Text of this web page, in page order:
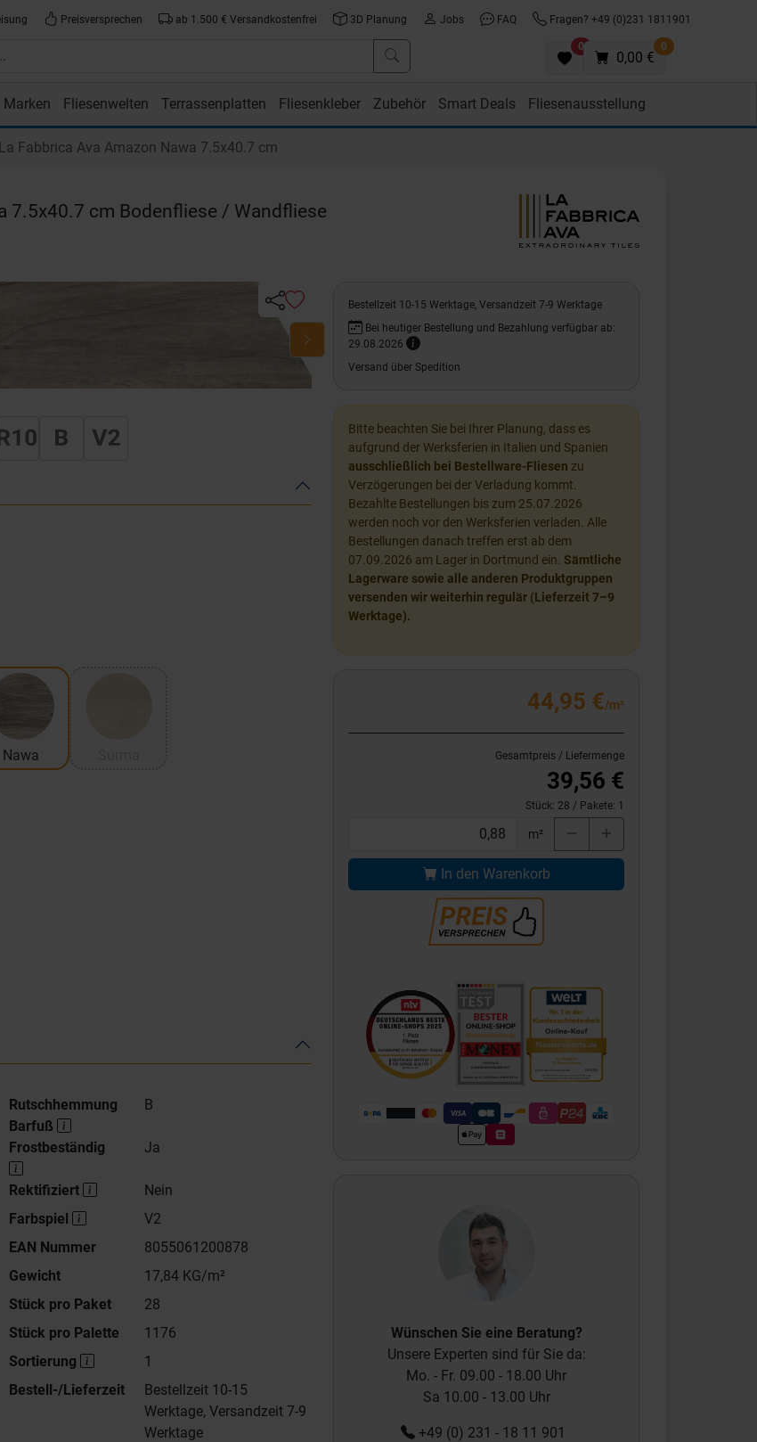
Preisversprechen ab 1.500 € Versandkostenfrei 3D Planung Jobs FAQ Fragen? +49 (0)231 1811901
0 0
0,00 €
Marken Fliesenwelten Terrassenplatten Fliesenkleber Zubehör Smart Deals Fliesenausstellung
La Fabbrica Ava Amazon Nawa 7.5x40.7 cm
7.5x40.7 cm Bodenfliese / Wandfliese
Nawa
Rutschhemmung
Barfuß
B
Frostbeständig Ja
Rektifiziert
Nein
Farbspiel
V2
EAN Nummer
8055061200878
Gewicht
17,84 KG/m²
Stück pro Paket
28
Stück pro Palette
1176
Sortierung
1
Bestell-/Lieferzeit
Bestellzeit 10-15
Werktage, Versandzeit 7-9
Werktage
Bestellzeit 10-15 Werktage, Versandzeit 7-9 Werktage
Bei heutiger Bestellung und Bezahlung verfügbar ab:
29.08.2026
Versand über Spedition
Bitte beachten Sie bei Ihrer Planung, dass es
aufgrund der Werksferien in Italien und Spanien
ausschließlich bei Bestellware-Fliesen zu
Verzögerungen bei der Verladung kommt.
Bezahlte Bestellungen bis zum 25.07.2026
werden noch vor den Werksferien verladen. Alle
Bestellungen danach treffen erst ab dem
07.09.2026 am Lager in Dortmund ein. Sämtliche
Lagerware sowie alle anderen Produktgruppen
versenden wir weiterhin regulär (Lieferzeit 7–9
Werktage).
44,95 €/m²
Gesamtpreis / Liefermenge
39,56 €
Stück: 28 / Pakete: 1
m²
In den Warenkorb
Wünschen Sie eine Beratung?
Unsere Experten sind für Sie da:
Mo. - Fr. 09.00 - 18.00 Uhr
Sa 10.00 - 13.00 Uhr
+49 (0) 231 - 18 11 901